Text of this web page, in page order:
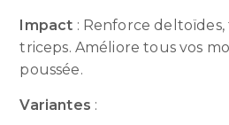
Impact : Renforce
triceps. Améliore tous vos
poussée.
Variantes :